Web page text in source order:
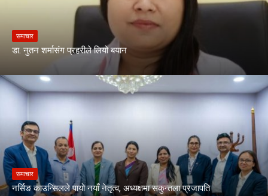
समाचार
डा. नुतन शर्मासंग प्रहरीले लियो बयान
समाचार
नर्सिङ काउन्सिलले पायो नयाँ नेतृत्व, अध्यक्षमा सकुन्तला प्रजापति